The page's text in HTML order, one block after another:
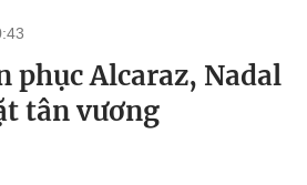
phục Alcaraz, Nadal
tân vương